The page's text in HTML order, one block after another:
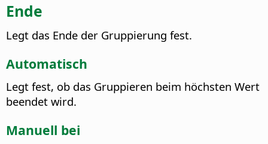
Ende
Legt das Ende der Gruppierung fest.
Automatisch
Legt fest, ob das Gruppieren beim höchsten Wert
beendet wird.
Manuell bei